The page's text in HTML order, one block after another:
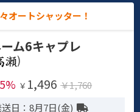
オートシャッター！
ム6キャプレ
)
￥ 1,496 ￥1,760
日：8月7日(金)